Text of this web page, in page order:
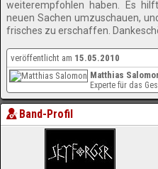
weiterempfohlen haben. Es
neuen Sachen umzuschauen,
frisches zu erschaffen.
veröffentlicht am 15.05.2010
Matthias
Experte für das
Band-Profil